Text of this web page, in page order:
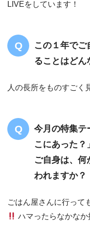
LIVEをしています！
この１年で
ることはどん
人の長所をものすごく
今月の特集テ
こにあった？
ご自身は、
われますか？
ごはん屋さんに行って
ハマったらなかな